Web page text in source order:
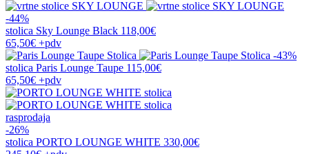
-44%
stolica Sky Lounge Black 118,00€
65,50€ +pdv
-43%
stolica Paris Lounge Taupe 115,00€
65,50€ +pdv
rasprodaja
-26%
stolica PORTO LOUNGE WHITE 330,00€